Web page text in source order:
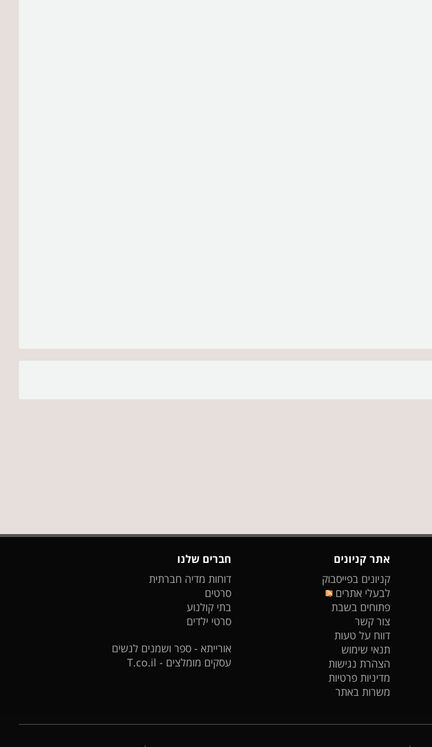
אתר קניונים
קניונים בפייסבוק
לבעלי אתרים
פתוחים בשבת
צור קשר
דווח על טעות
תנאי שימוש
הצהרת נגישות
מדיניות פרטיות
משרות באתר
חברים שלנו
דוחות מדיה חברתית
סרטים
בתי קולנוע
סרטי ילדים
אורייתא - ספר ושמנים לנשים
עסקים מומלצים - T.co.il